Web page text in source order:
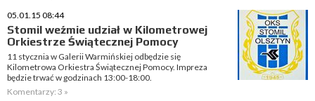
05.01.15 08:44
Stomil weźmie udział w Kilometrowej
Orkiestrze Świątecznej Pomocy
11 stycznia w Galerii Warmińskiej odbędzie się
Kilometrowa Orkiestra Świątecznej Pomocy. Impreza
będzie trwać w godzinach 13:00-18:00.
Komentarzy: 3 »